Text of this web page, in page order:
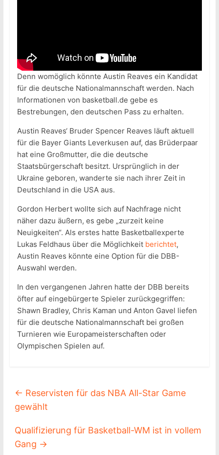
Denn womöglich könnte Austin Reaves ein Kandidat
für die deutsche Nationalmannschaft werden. Nach
Informationen von basketball.de gebe es
Bestrebungen, den deutschen Pass zu erhalten.
Austin Reaves‘ Bruder Spencer Reaves läuft aktuell
für die Bayer Giants Leverkusen auf, das Brüderpaar
hat eine Großmutter, die die deutsche
Staatsbürgerschaft besitzt. Ursprünglich in der
Ukraine geboren, wanderte sie nach ihrer Zeit in
Deutschland in die USA aus.
Gordon Herbert wollte sich auf Nachfrage nicht
näher dazu äußern, es gebe „zurzeit keine
Neuigkeiten“. Als erstes hatte Basketballexperte
Lukas Feldhaus über die Möglichkeit berichtet,
Austin Reaves könnte eine Option für die DBB-
Auswahl werden.
In den vergangenen Jahren hatte der DBB bereits
öfter auf eingebürgerte Spieler zurückgegriffen:
Shawn Bradley, Chris Kaman und Anton Gavel liefen
für die deutsche Nationalmannschaft bei großen
Turnieren wie Europameisterschaften oder
Olympischen Spielen auf.
← Reservisten für das NBA All-Star Game
gewählt
Qualifizierung für Basketball-WM ist in vollem
Gang →